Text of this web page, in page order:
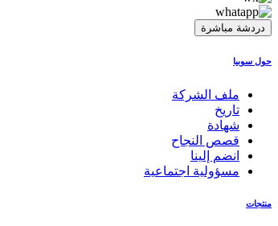
دردشة مباشرة
حول سوبيا
ملف الشركة
تاريخ
شهادة
قصص النجاح
انضم إلينا
مسؤولية اجتماعية
منتجات